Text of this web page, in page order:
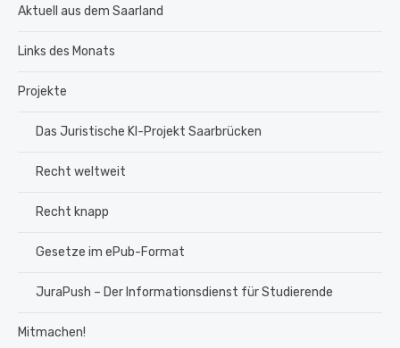
Aktuell aus dem Saarland
Links des Monats
Projekte
Das Juristische KI-Projekt Saarbrücken
Recht weltweit
Recht knapp
Gesetze im ePub-Format
JuraPush – Der Informationsdienst für Studierende
Mitmachen!